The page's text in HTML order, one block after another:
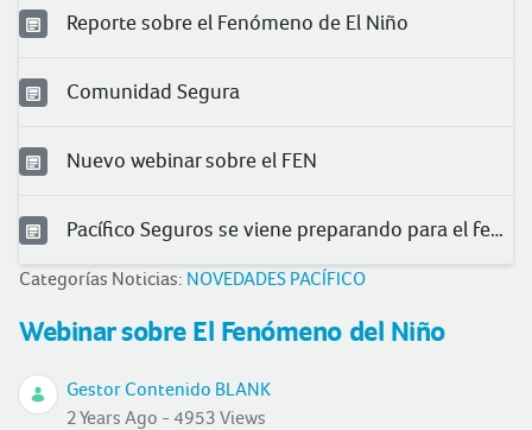
Reporte sobre el Fenómeno de El Niño
Comunidad Segura
Nuevo webinar sobre el FEN
Pacífico Seguros se viene preparando para el fenómeno El Niño
Categorías Noticias: NOVEDADES PACÍFICO
Webinar sobre El Fenómeno del Niño
Gestor Contenido BLANK
2 Years Ago - 4953 Views